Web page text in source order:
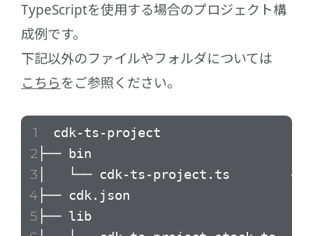
TypeScriptを使用する場合のプロジェクト構
成例です。
下記以外のファイルやフォルダについては
こちらをご参照ください。
cdk-ts-project
├── bin
│ └── cdk-ts-project.ts # CDK
├── cdk.json # アプリの実行方
├── lib